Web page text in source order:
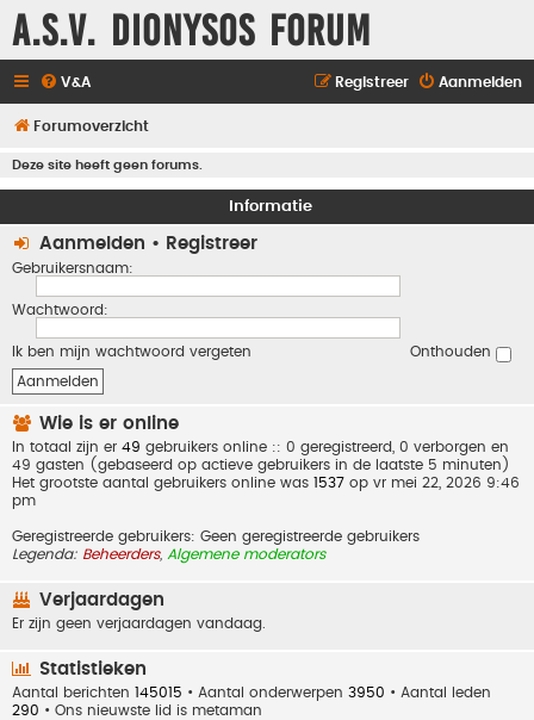
A.S.V. Dionysos Forum
V&A Aanmelden
Registreer
Forumoverzicht
Deze site heeft geen forums.
Informatie
Aanmelden • Registreer
Gebruikersnaam:
Wachtwoord:
Ik ben mijn wachtwoord vergeten Onthouden
Wie is er online
In totaal zijn er 49 gebruikers online :: 0 geregistreerd, 0 verborgen en
49 gasten (gebaseerd op actieve gebruikers in de laatste 5 minuten)
Het grootste aantal gebruikers online was 1537 op vr mei 22, 2026 9:46
pm
Geregistreerde gebruikers: Geen geregistreerde gebruikers
Legenda: Beheerders, Algemene moderators
Verjaardagen
Er zijn geen verjaardagen vandaag.
Statistieken
Aantal berichten 145015 • Aantal onderwerpen 3950 • Aantal leden
290 • Ons nieuwste lid is metaman